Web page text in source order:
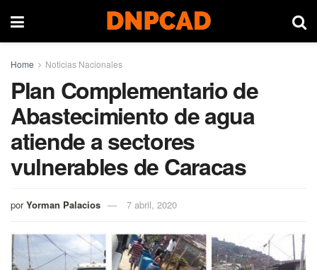
Home Noticias Nacionales
Plan Complementario de
Abastecimiento de agua
atiende a sectores
vulnerables de Caracas
por Yorman Palacios 7 abril, 2020